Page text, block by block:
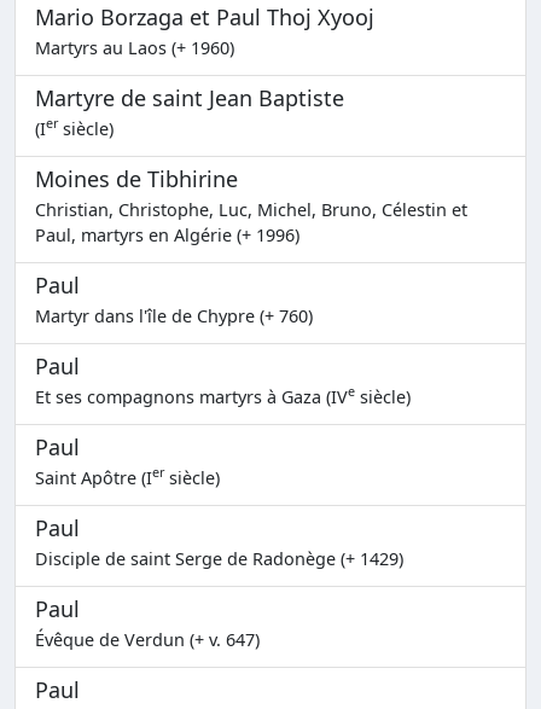
Mario Borzaga et Paul Thoj Xyooj
Martyrs au Laos (+ 1960)
Martyre de saint Jean Baptiste
(Iersiècle)
Moines de Tibhirine
Christian, Christophe, Luc, Michel, Bruno, Célestin et
Paul, martyrs en Algérie (+ 1996)
Paul
Martyr dans l'île de Chypre (+ 760)
Paul
Et ses compagnons martyrs à Gaza (IVe siècle)
Paul
Saint Apôtre (Iersiècle)
Paul
Disciple de saint Serge de Radonège (+ 1429)
Paul
Évêque de Verdun (+ v. 647)
Paul